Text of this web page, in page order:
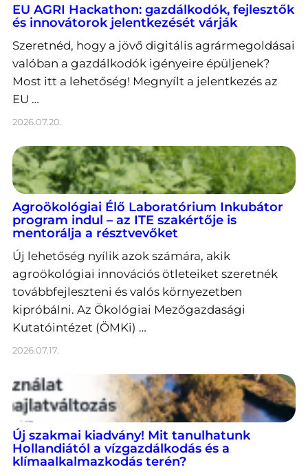
EU AGRI Hackathon: gazdálkodók, fejlesztők
és innovátorok jelentkezését várják
Szeretnéd, hogy a jövő digitális agrármegoldásai
valóban a gazdálkodók igényeire épüljenek?
Most itt a lehetőség! Megnyílt a jelentkezés az
EU …
2026.07.20.
Agroökológiai Élő Laboratórium Inkubátor
program indul – az ITE szakértője is
mentorálja a résztvevőket
Új lehetőség nyílik azok számára, akik
agroökológiai innovációs ötleteiket szeretnék
továbbfejleszteni és valós környezetben
kipróbálni. Az Ökológiai Mezőgazdasági
Kutatóintézet (ÖMKi) …
2026.07.17.
Új szakmai kiadvány! Mit tanulhatunk
Hollandiától a vízgazdálkodás és a
klímaalkalmazkodás terén?